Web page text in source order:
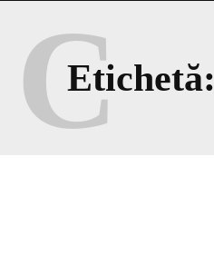
Etichetă:
C